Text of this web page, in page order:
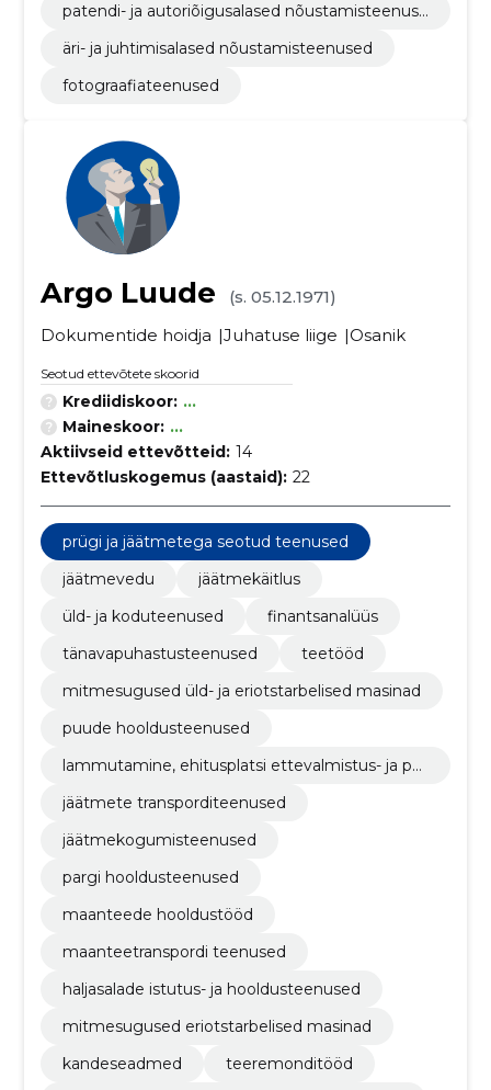
patendi- ja autoriõigusalased nõustamisteenuse
äri- ja juhtimisalased nõustamisteenused
fotograafiateenused
Argo Luude
(s. 05.12.1971)
Dokumentide hoidja
Juhatuse liige Osanik
Seotud ettevõtete skoorid
Krediidiskoor: ...
Maineskoor: ...
Aktiivseid ettevõtteid: 14
Ettevõtluskogemus (aastaid): 22
prügi ja jäätmetega seotud teenused
jäätmevedu
jäätmekäitlus
üld- ja koduteenused
finantsanalüüs
tänavapuhastusteenused
teetööd
mitmesugused üld- ja eriotstarbelised masinad
puude hooldusteenused
lammutamine, ehitusplatsi ettevalmistus- ja pu
jäätmete transporditeenused
jäätmekogumisteenused
pargi hooldusteenused
maanteede hooldustööd
maanteetranspordi teenused
haljasalade istutus- ja hooldusteenused
mitmesugused eriotstarbelised masinad
kandeseadmed
teeremonditööd